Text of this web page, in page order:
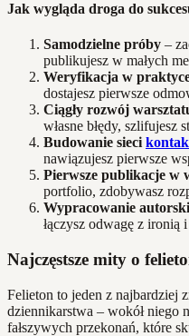
Jak wygląda droga do
Samodzielne próby –
publikujesz w małych
Weryfikacja w
dostajesz pierwsze
Ciągły rozwój
własne błędy, szlifujesz
Budowanie sieci
nawiązujesz pierwsze
Pierwsze publikacje w
portfolio, zdobywasz
Wypracowanie
łączysz odwagę z ironią
Najczęstsze mity o
Felieton to jeden z najbardziej
dziennikarstwa – wokół niego
fałszywych przekonań, które